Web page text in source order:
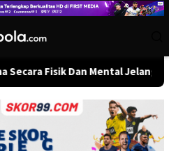
Mental Jelang Pembuka